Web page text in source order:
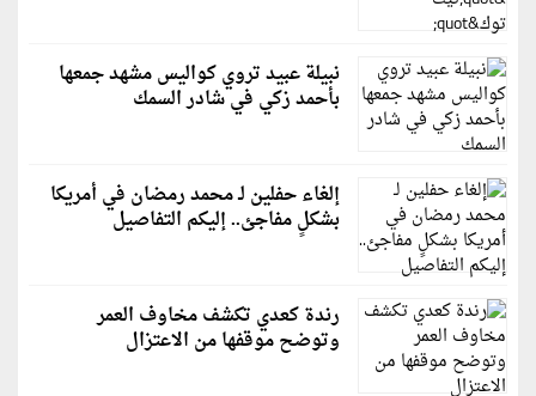
نبيلة عبيد تروي كواليس مشهد جمعها
بأحمد زكي في شادر السمك
إلغاء حفلين لـ محمد رمضان في أمريكا
بشكلٍ مفاجئ.. إليكم التفاصيل
رندة كعدي تكشف مخاوف العمر
وتوضح موقفها من الاعتزال